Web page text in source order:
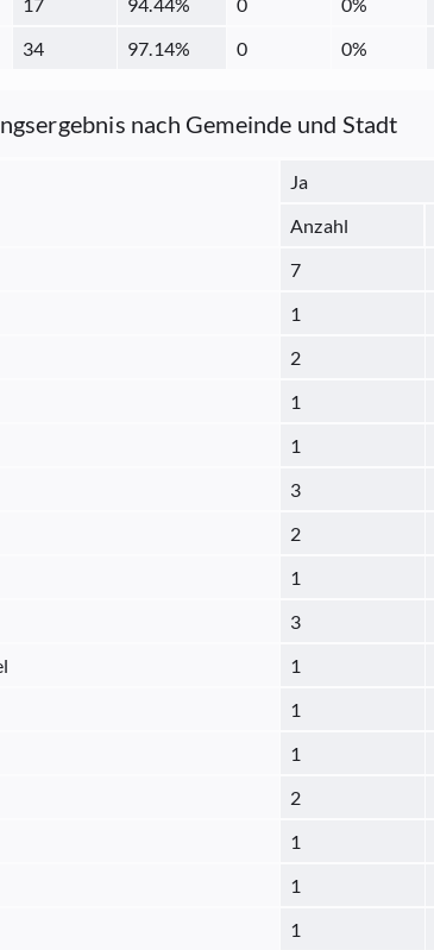
34 97.14% 0 0%
nach Gemeinde und Stadt
Ja
Anzahl
7
1
2
1
1
3
2
1
3
1
1
1
2
1
1
1